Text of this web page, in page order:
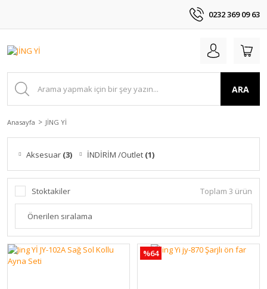
0232 369 09 63
ARA
Anasayfa JİNG Yİ
Aksesuar (3) İNDİRİM /Outlet (1)
Stoktakiler Toplam 3 ürün
%64